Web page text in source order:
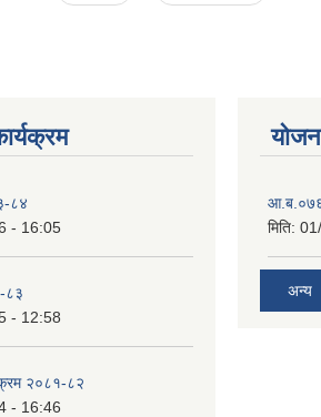
८४
- 16:05
८३
- 12:58
२०८१-८२
- 16:46
मिति:
अन्य